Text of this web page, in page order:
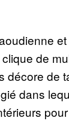
de
décore de
dans